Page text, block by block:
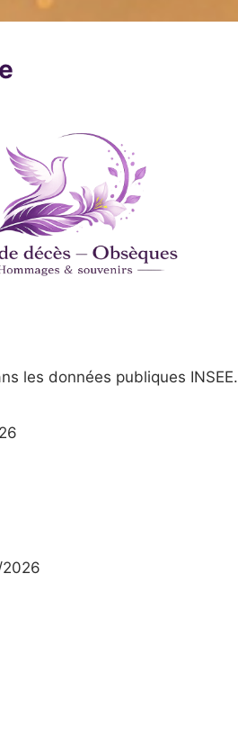
les données publiques INSEE.